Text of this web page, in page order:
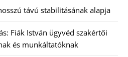
távú stabilitásának alapja
Fiák István ügyvéd szakértői
és munkáltatóknak